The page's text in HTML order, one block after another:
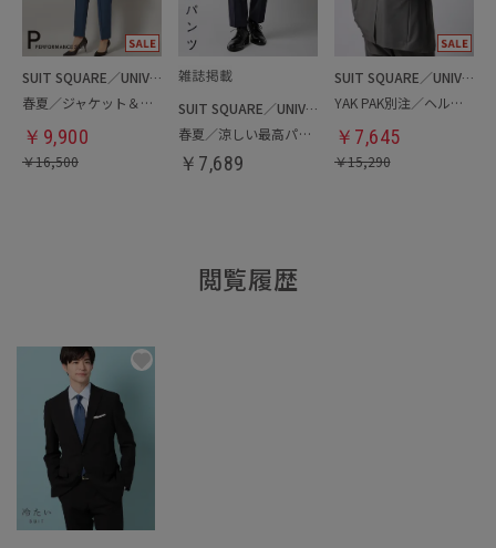
SUIT SQUARE／UNIVERSAL LANGUAGE／WHITE
春夏／ジャケット＆パンツセットアップ／洗濯ネット付き
￥ 9,900
￥16,500
SUIT SQUARE／UNIVERSAL LANGUAGE
春夏／涼しい最高パンツ
￥ 7,689
SUIT SQUARE／UNIVERSAL LANGUAGE
YAK PAK別注／ヘルメットバッグ
￥ 7,645
￥15,290
閲覧履歴